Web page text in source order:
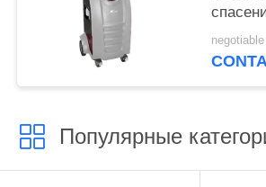
стока
Популярные